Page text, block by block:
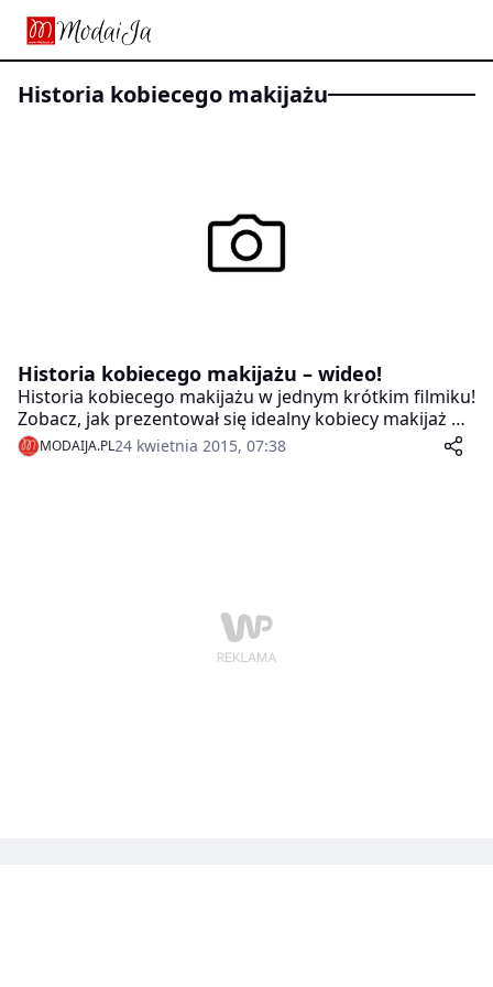
Historia kobiecego makijażu
Historia kobiecego makijażu – wideo!
Historia kobiecego makijażu w jednym krótkim filmiku!
Zobacz, jak prezentował się idealny kobiecy makijaż na
przestrzeni wieków!
MODAIJA.PL24 kwietnia 2015, 07:38